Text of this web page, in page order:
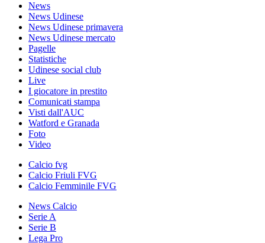
News
News Udinese
News Udinese primavera
News Udinese mercato
Pagelle
Statistiche
Udinese social club
Live
I giocatore in prestito
Comunicati stampa
Visti dall'AUC
Watford e Granada
Foto
Video
Calcio fvg
Calcio Friuli FVG
Calcio Femminile FVG
News Calcio
Serie A
Serie B
Lega Pro